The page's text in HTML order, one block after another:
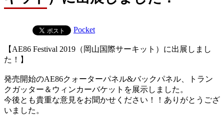
Pocket
【AE86 Festival 2019（岡山国際サーキット）に出展しまし
た！】
発売開始のAE86クォーターパネル&バックパネル、トラン
クガッター＆ウィンカーバケットを展示しました。
今後とも貴重な意見をお聞かせください！！ありがとうござ
いました。